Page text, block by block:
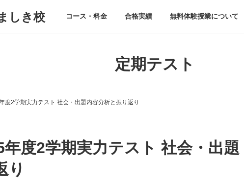
しき校 コース・料金 合格実績 無料体験授業について
定期テスト
度2学期実力テスト 社会・出題内容分析と振り返り
度2学期実力テスト 社会・出題
り